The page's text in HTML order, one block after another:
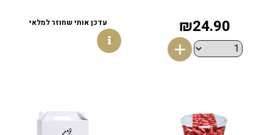
₪24.90 עדכן אותי שחוזר למלאי